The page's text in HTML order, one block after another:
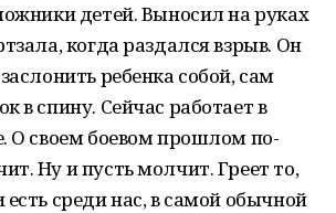
детей. Выносил на руках
когда раздался взрыв. Он
ребенка собой, сам
в спину. Сейчас работает в
О своем боевом прошлом по-
Ну и пусть молчит. Греет то,
среди нас, в самой обычной